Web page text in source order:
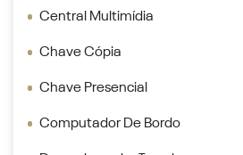
Central Multimídia
Chave Cópia
Chave Presencial
Computador De Bordo